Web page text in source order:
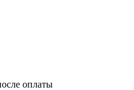
оплаты